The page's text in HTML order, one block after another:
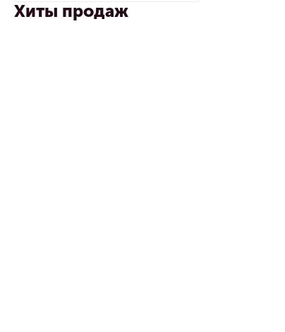
Хиты продаж